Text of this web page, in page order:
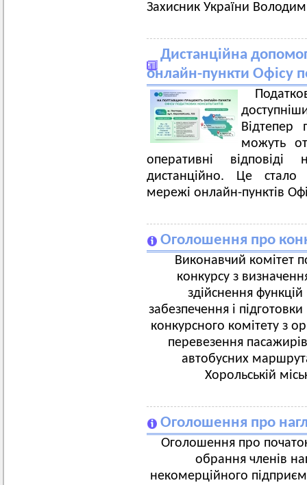
Захисник України
Дистанційна
онлайн-пункти Офісу
Відтепер
можуть
оперативні
дистанційно. Це
мережі онлайн-пунктів
Оголошення про
Виконавчий комітет
конкурсу з
здійснення функцій
забезпечення і
конкурсного комітету з
перевезення
автобусних
Хорольській
Оголошення про
Оголошення про
обрання членів
некомерційного